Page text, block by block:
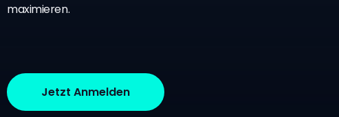
maximieren.
Jetzt Anmelden